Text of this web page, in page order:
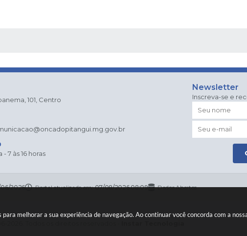
melhorar a sua experiência de navegação. Ao continuar você concorda com a
101, Centro
7 às 16 horas
Newsletter
Inscreva-se e
06/2026 Portal atualizado em:07/08/2026 08:09 Dados Abertos